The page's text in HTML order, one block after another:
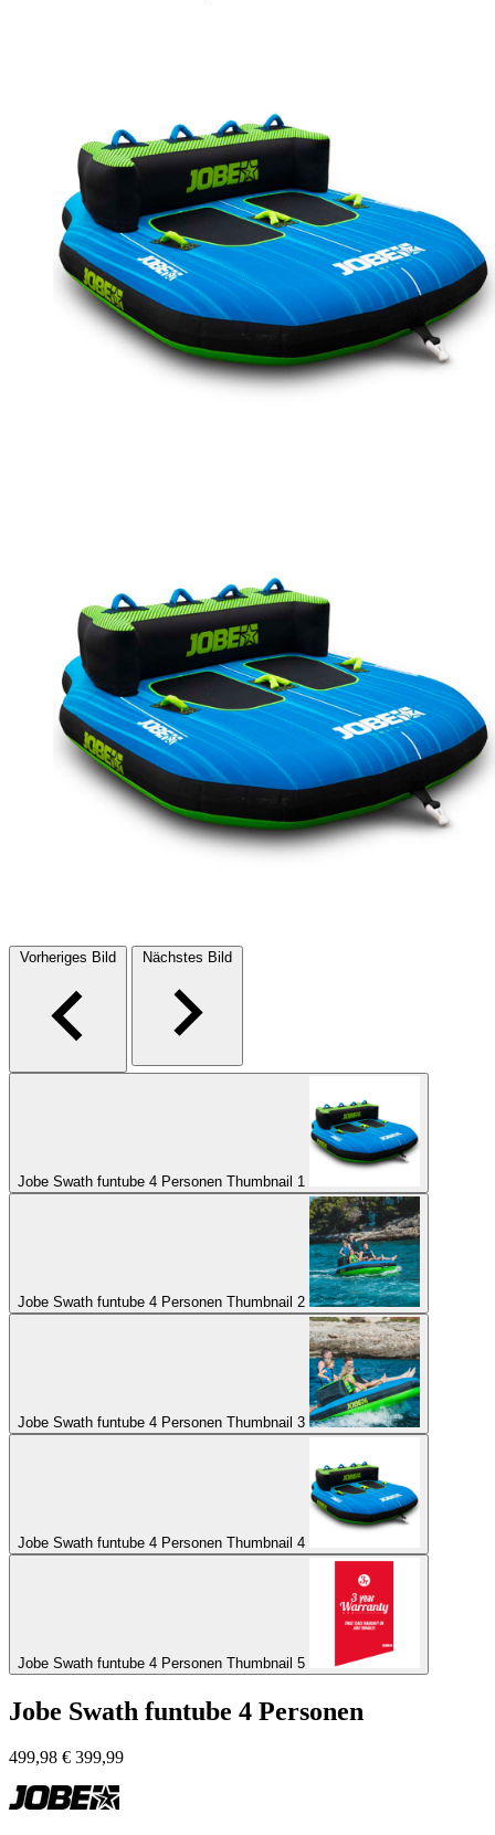
Vorheriges Bild Nächstes Bild
Jobe Swath funtube 4 Personen Thumbnail 1
Jobe Swath funtube 4 Personen Thumbnail 2
Jobe Swath funtube 4 Personen Thumbnail 3
Jobe Swath funtube 4 Personen Thumbnail 4
Jobe Swath funtube 4 Personen Thumbnail 5
Jobe Swath funtube 4 Personen
499,98 € 399,99